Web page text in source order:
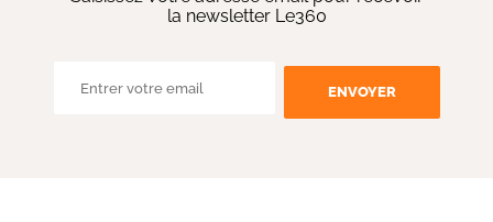
la newsletter Le360
ENVOYER